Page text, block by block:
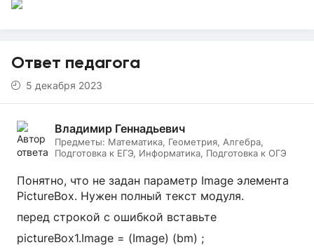
Ответ педагога
5 декабря 2023
Владимир Геннадьевич
Предметы: Математика, Геометрия, Алгебра,
Подготовка к ЕГЭ, Информатика, Подготовка к ОГЭ
Понятно, что не задан параметр Image элемента
PictureBox. Нужен полный текст модуля.
перед строкой с ошибкой вставьте
pictureBox1.Image = (Image) (bm) ;